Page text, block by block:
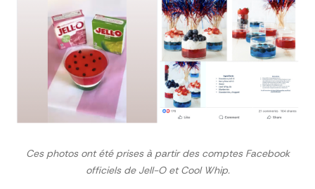
Ces photos ont été prises à partir des comptes Facebook
officiels de Jell-O et Cool Whip.